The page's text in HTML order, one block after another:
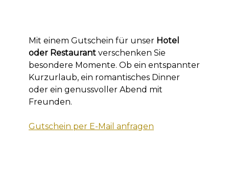
Mit einem Gutschein für unser Hotel
oder Restaurant verschenken Sie
besondere Momente. Ob ein entspannter
Kurzurlaub, ein romantisches Dinner
oder ein genussvoller Abend mit
Freunden.
Gutschein per E-Mail anfragen